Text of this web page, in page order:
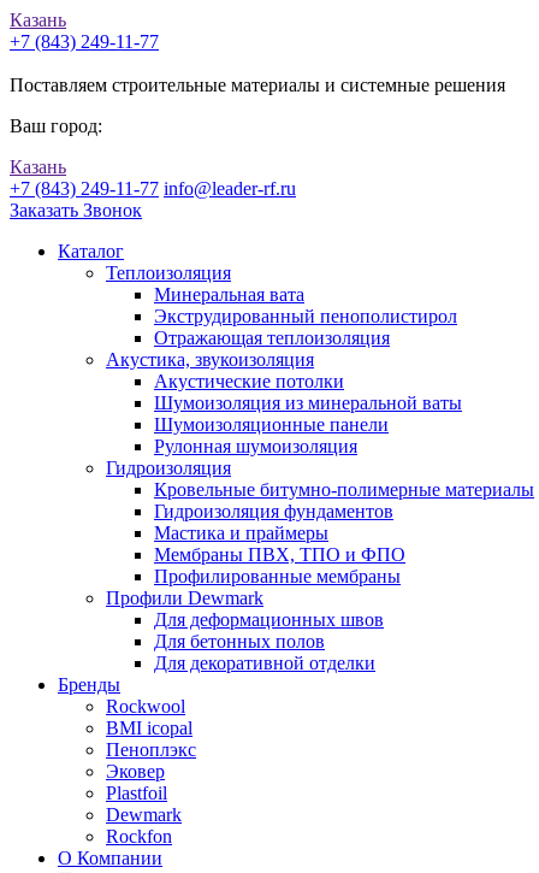
Казань
+7 (843) 249-11-77
Поставляем строительные материалы и системные решения
Ваш город:
Казань
+7 (843) 249-11-77 info@leader-rf.ru
Заказать Звонок
Каталог
Теплоизоляция
Минеральная вата
Экструдированный пенополистирол
Отражающая теплоизоляция
Акустика, звукоизоляция
Акустические потолки
Шумоизоляция из минеральной ваты
Шумоизоляционные панели
Рулонная шумоизоляция
Гидроизоляция
Кровельные битумно-полимерные материалы
Гидроизоляция фундаментов
Мастика и праймеры
Мембраны ПВХ, ТПО и ФПО
Профилированные мембраны
Профили Dewmark
Для деформационных швов
Для бетонных полов
Для декоративной отделки
Бренды
Rockwool
BMI icopal
Пеноплэкс
Эковер
Plastfoil
Dewmark
Rockfon
О Компании